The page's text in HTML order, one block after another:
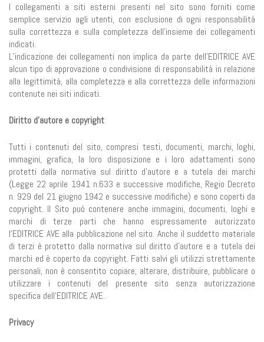
I collegamenti a siti esterni presenti nel sito sono forniti come
semplice servizio agli utenti, con esclusione di ogni responsabilità
sulla correttezza e sulla completezza dell’insieme dei collegamenti
indicati.
L’indicazione dei collegamenti non implica da parte dell’EDITRICE AVE
alcun tipo di approvazione o condivisione di responsabilità in relazione
alla legittimità, alla completezza e alla correttezza delle informazioni
contenute nei siti indicati.
Diritto d'autore e copyright
Tutti i contenuti del sito, compresi testi, documenti, marchi, loghi,
immagini, grafica, la loro disposizione e i loro adattamenti sono
protetti dalla normativa sul diritto d'autore e a tutela dei marchi
(Legge 22 aprile 1941 n.633 e successive modifiche, Regio Decreto
n. 929 del 21 giugno 1942 e successive modifiche) e sono coperti da
copyright. Il Sito può contenere anche immagini, documenti, loghi e
marchi di terze parti che hanno espressamente autorizzato
l’EDITRICE AVE alla pubblicazione nel sito. Anche il suddetto materiale
di terzi è protetto dalla normativa sul diritto d'autore e a tutela dei
marchi ed è coperto da copyright. Fatti salvi gli utilizzi strettamente
personali, non è consentito copiare, alterare, distribuire, pubblicare o
utilizzare i contenuti del presente sito senza autorizzazione
specifica dell’EDITRICE AVE.
Privacy